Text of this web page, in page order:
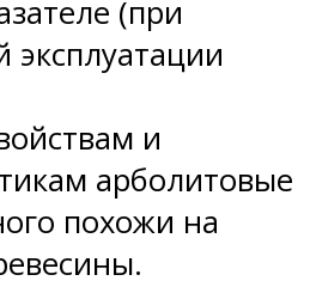
(при
эксплуатации
и
арболитовые
похожи на